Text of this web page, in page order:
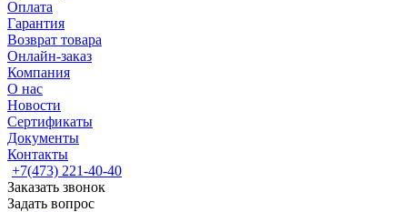
Оплата
Гарантия
Возврат товара
Онлайн-заказ
Компания
О нас
Новости
Сертификаты
Документы
Контакты
+7(473) 221-40-40
Заказать звонок
Задать вопрос